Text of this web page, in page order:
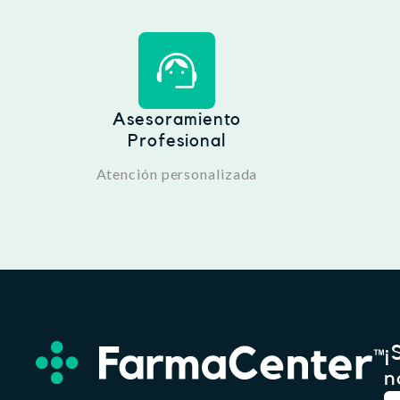
Asesoramiento
Profesional
Atención personalizada